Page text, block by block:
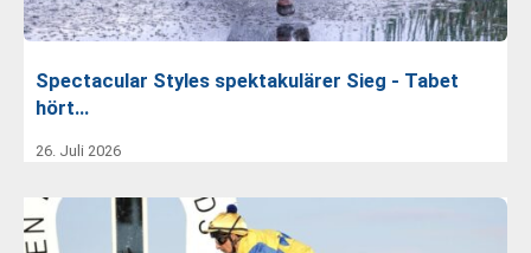
Spectacular Styles spektakulärer Sieg - Tabet
hört…
26. Juli 2026